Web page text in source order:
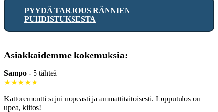
PYYDÄ TARJOUS RÄNNIEN
PUHDISTUKSESTA
Asiakkaidemme kokemuksia:
Sampo - 5 tähteä
★★★★★
Kattoremontti sujui nopeasti ja ammattitaitoisesti. Lopputulos on
upea, kiitos!